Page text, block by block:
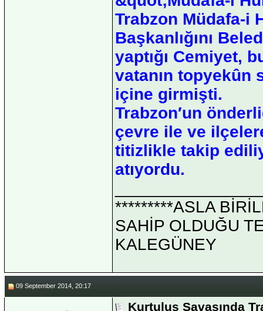
Trabzon Müdafa-i
Başkanlığını
yaptığı Cemiyet,
vatanın topyekûn
içine girmişti.
Trabzon′un
çevre ile ve
titizlikle takip
atıyordu.
*********ASLA
SAHİP OLDUĞU
KALEGÜNEY
09 September 2014, 20:17
Kurtuluş Savaşında